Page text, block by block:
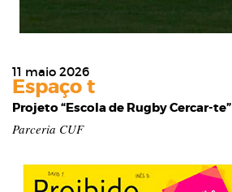
11 maio 2026
Espaço t
Projeto “Escola de Rugby Cercar-te”
Parceria CUF